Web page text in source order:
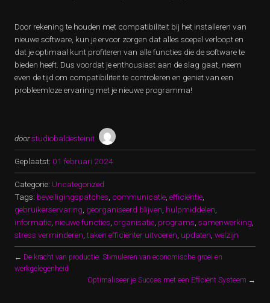
Door rekening te houden met compatibiliteit bij het installeren van
nieuwe software, kun je ervoor zorgen dat alles soepel verloopt en
dat je optimaal kunt profiteren van alle functies die de software te
bieden heeft. Dus voordat je enthousiast aan de slag gaat, neem
even de tijd om compatibiliteit te controleren en geniet van een
probleemloze ervaring met je nieuwe programma!
doorstudiobaldesteinit
Geplaatst: 01 februari 2024
Categorie: Uncategorized
Tags: beveiligingspatches communicatie efficiëntie
gebruikerservaring georganiseerd blijven hulpmiddelen
informatie nieuwe functies organisatie programs samenwerking
stress verminderen ,taken efficiënter uitvoeren updaten welzijn
← De kracht van productie: Stimuleren van economische groei en
werkgelegenheid
Optimaliseer je Succes met een Efficiënt Systeem →